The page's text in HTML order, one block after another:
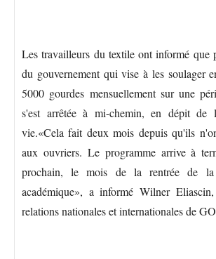
Les travailleurs du textile ont informé que
du gouvernement qui vise à les soulager
5000 gourdes mensuellement sur une
s'est arrêtée à mi-chemin, en dépit de
vie.«Cela fait deux mois depuis qu'ils
aux ouvriers. Le programme arrive à
prochain, le mois de la rentrée de la
académique», a informé Wilner Eliascin,
relations nationales et internationales de